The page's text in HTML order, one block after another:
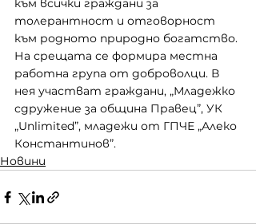
към всички граждани за
толерантност и отговорност
към родното природно богатство.
На срещата се формира местна
работна група от доброволци. В
нея участват граждани, „Младежко
сдружение за община Правец”, УК
„Unlimited”, младежи от ГПЧЕ „Алеко
Константинов”.
Новини